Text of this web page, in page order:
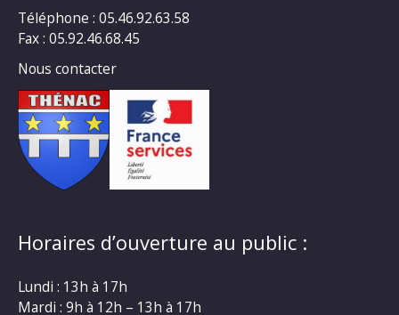
Téléphone : 05.46.92.63.58
Fax : 05.92.46.68.45
Nous contacter
Horaires d’ouverture au public :
Lundi : 13h à 17h
Mardi : 9h à 12h – 13h à 17h